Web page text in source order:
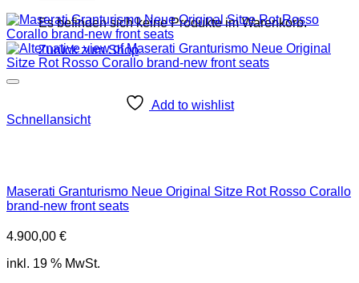
Es befinden sich keine Produkte im Warenkorb.
Zurück zum Shop
Add to wishlist
Schnellansicht
Maserati Granturismo Neue Original Sitze Rot Rosso Corallo
brand-new front seats
4.900,00 €
inkl. 19 % MwSt.